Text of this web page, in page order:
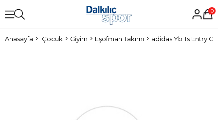
0
Anasayfa Çocuk Giyim Eşofman Takımı adidas Yb Ts Entry